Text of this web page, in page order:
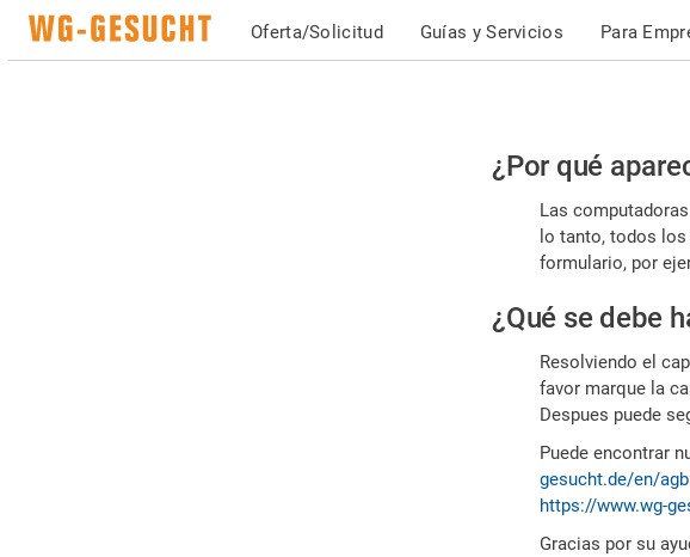
Oferta/Solicitud Guías y Servicios Para
Por
favor,
confirme
es
humano
¿Por qué
Las
lo tanto, todos
formulario, por
¿Qué se debe
Resolviendo el
favor marque la
Despues puede
Puede encontrar
gesucht.de/en/
https://www.wg-
Gracias por su